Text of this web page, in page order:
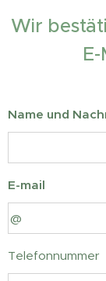
Wir
Name und
E-mail
Telefonnummer